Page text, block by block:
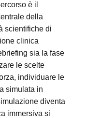
è il
della
scientifiche di
clinica
sia la fase
le scelte
individuare le
simulata in
diventa
immersiva si